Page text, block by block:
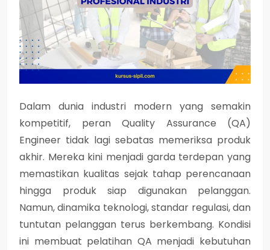
Dalam dunia industri modern yang semakin
kompetitif, peran Quality Assurance (QA)
Engineer tidak lagi sebatas memeriksa produk
akhir. Mereka kini menjadi garda terdepan yang
memastikan kualitas sejak tahap perencanaan
hingga produk siap digunakan pelanggan.
Namun, dinamika teknologi, standar regulasi, dan
tuntutan pelanggan terus berkembang. Kondisi
ini membuat pelatihan QA menjadi kebutuhan